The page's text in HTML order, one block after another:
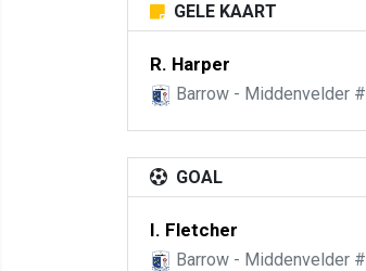
GELE KAART
R. Harper
Barrow - Middenvelder #
GOAL
I. Fletcher
Barrow - Middenvelder #